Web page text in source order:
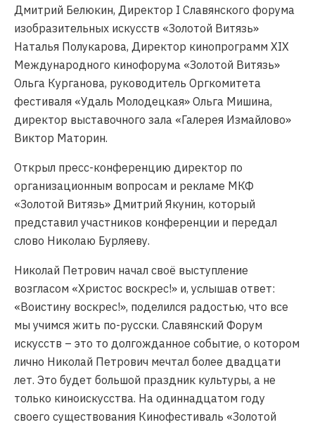
Дмитрий Белюкин, Директор I Славянского форума
изобразительных искусств «Золотой Витязь»
Наталья Полукарова, Директор кинопрограмм XIX
Международного кинофорума «Золотой Витязь»
Ольга Курганова, руководитель Оргкомитета
фестиваля «Удаль Молодецкая» Ольга Мишина,
директор выставочного зала «Галерея Измайлово»
Виктор Маторин.
Открыл пресс-конференцию директор по
организационным вопросам и рекламе МКФ
«Золотой Витязь» Дмитрий Якунин, который
представил участников конференции и передал
слово Николаю Бурляеву.
Николай Петрович начал своё выступление
возгласом «Христос воскрес!» и, услышав ответ:
«Воистину воскрес!», поделился радостью, что все
мы учимся жить по-русски. Славянский Форум
искусств – это то долгожданное событие, о котором
лично Николай Петрович мечтал более двадцати
лет. Это будет большой праздник культуры, а не
только киноискусства. На одиннадцатом году
своего существования Кинофестиваль «Золотой